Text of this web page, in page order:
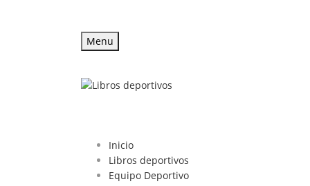
Menu
Inicio
Libros deportivos
Equipo Deportivo